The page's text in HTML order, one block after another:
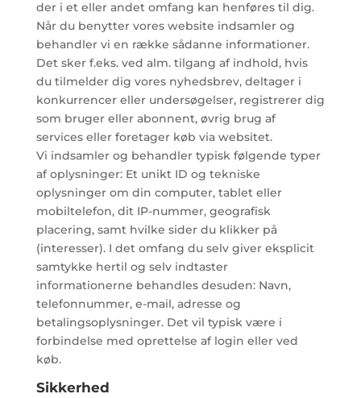
der i et eller andet omfang kan henføres til dig.
Når du benytter vores website indsamler og
behandler vi en række sådanne informationer.
Det sker f.eks. ved alm. tilgang af indhold, hvis
du tilmelder dig vores nyhedsbrev, deltager i
konkurrencer eller undersøgelser, registrerer dig
som bruger eller abonnent, øvrig brug af
services eller foretager køb via websitet.
Vi indsamler og behandler typisk følgende typer
af oplysninger: Et unikt ID og tekniske
oplysninger om din computer, tablet eller
mobiltelefon, dit IP-nummer, geografisk
placering, samt hvilke sider du klikker på
(interesser). I det omfang du selv giver eksplicit
samtykke hertil og selv indtaster
informationerne behandles desuden: Navn,
telefonnummer, e-mail, adresse og
betalingsoplysninger. Det vil typisk være i
forbindelse med oprettelse af login eller ved
køb.
Sikkerhed